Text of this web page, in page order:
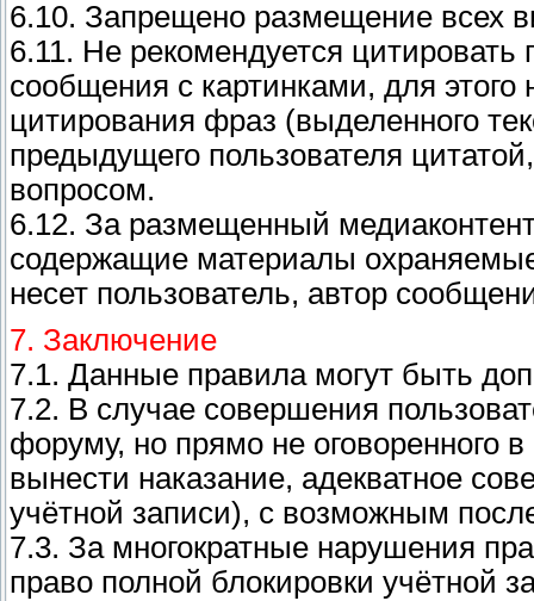
6.10. Запрещено размещение всех
6.11. Не рекомендуется
сообщения с картинками, для этого
цитирования фраз (выделенного
предыдущего пользователя
вопросом.
6.12. За размещенный
содержащие материалы
несет пользователь, автор
7. Заключение
7.1. Данные правила могут быть
7.2. В случае совершения
форуму, но прямо не оговоренного
вынести наказание, адекватное
учётной записи), с возможным
7.3. За многократные нарушения
право полной блокировки учётной